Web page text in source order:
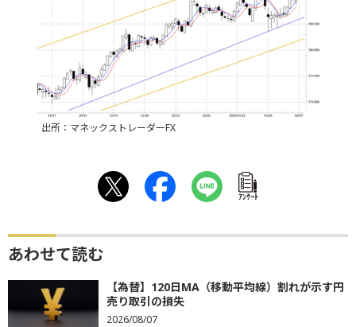
出所：マネックストレーダーFX
ｱﾝｹｰﾄ
あわせて読む
【為替】120日MA（移動平均線）割れが示す円
売り取引の損失
2026/08/07